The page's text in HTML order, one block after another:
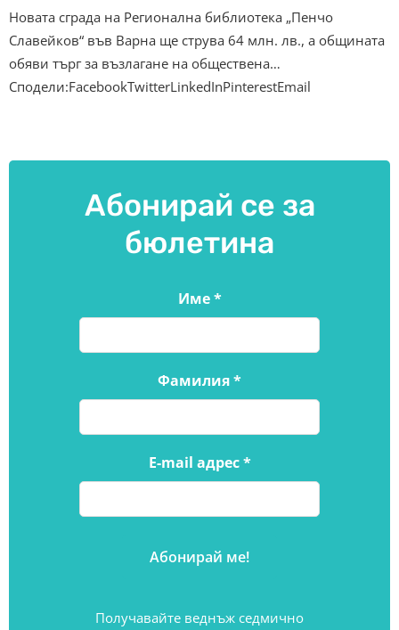
Новата сграда на Регионална библиотека „Пенчо
Славейков“ във Варна ще струва 64 млн. лв., а общината
обяви търг за възлагане на обществена…
Сподели:FacebookTwitterLinkedInPinterestEmail
Абонирай се за
бюлетина
Име*
Фамилия*
E-mail адрес*
Получавайте веднъж седмично